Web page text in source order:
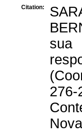
Citation:
sua